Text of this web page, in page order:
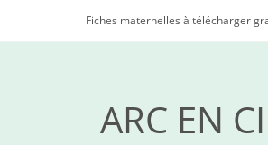
Fiches maternelles à télécharger
ARC EN